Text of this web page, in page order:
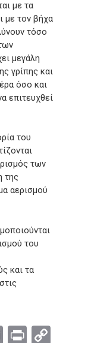
με τα
με τον βήχα
τόσο
μεγάλη
γρίπης και
όσο και
επιτευχθεί
του
των
της
αερισμού
του
και τα
Email
Print